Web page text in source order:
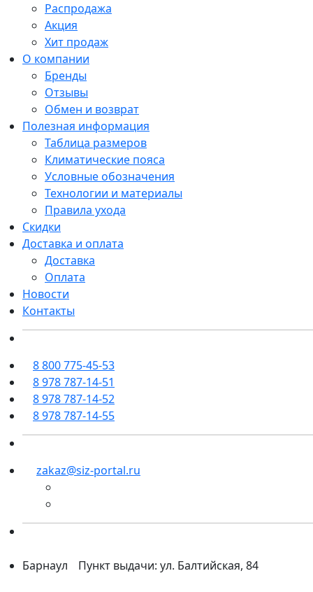
Распродажа
Акция
Хит продаж
О компании
Бренды
Отзывы
Обмен и возврат
Полезная информация
Таблица размеров
Климатические пояса
Условные обозначения
Технологии и материалы
Правила ухода
Скидки
Доставка и оплата
Доставка
Оплата
Новости
Контакты
8 800 775-45-53
8 978 787-14-51
8 978 787-14-52
8 978 787-14-55
zakaz@siz-portal.ru
Барнаул Пункт выдачи: ул. Балтийская, 84